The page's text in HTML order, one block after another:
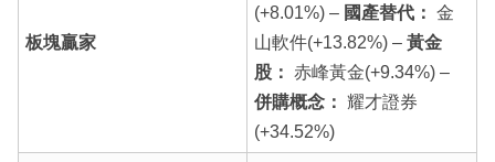
板塊贏家
(+8.01%) – 國產替代： 金
山軟件(+13.82%) – 黃金
股： 赤峰黃金(+9.34%) –
併購概念： 耀才證券
(+34.52%)